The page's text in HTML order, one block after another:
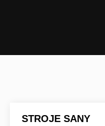
STROJE SANY